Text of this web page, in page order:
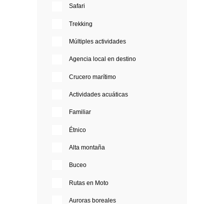
Safari
Trekking
Múltiples actividades
Agencia local en destino
Crucero marítimo
Actividades acuáticas
Familiar
Étnico
Alta montaña
Buceo
Rutas en Moto
Auroras boreales